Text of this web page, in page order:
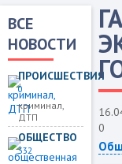
ВСЕ
НОВОСТИ
ПРОИСШЕСТВИЯ
0
криминал,
ДТП
ОБЩЕСТВО
332
0